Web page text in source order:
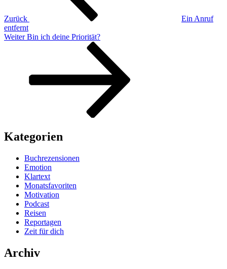
Zurück
Ein Anruf
entfernt
Nächster
Weiter Bin ich deine Priorität?
Kategorien
Buchrezensionen
Emotion
Klartext
Monatsfavoriten
Motivation
Podcast
Reisen
Reportagen
Zeit für dich
Archiv